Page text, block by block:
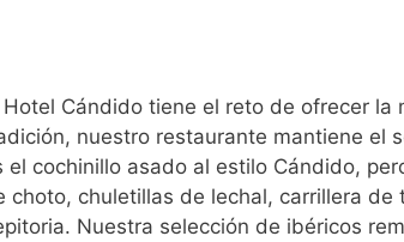
Hotel Cándido tiene el reto de ofrecer
nuestro restaurante mantiene el
el cochinillo asado al estilo Cándido,
choto, chuletillas de lechal, carrillera
Nuestra selección de ibéricos